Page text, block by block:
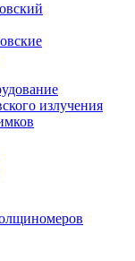
излучения